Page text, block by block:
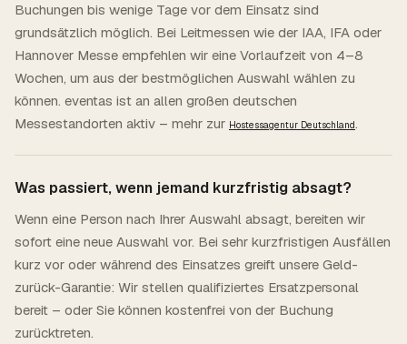
Buchungen bis wenige Tage vor dem Einsatz sind
grundsätzlich möglich. Bei Leitmessen wie der IAA, IFA oder
Hannover Messe empfehlen wir eine Vorlaufzeit von 4–8
Wochen, um aus der bestmöglichen Auswahl wählen zu
können. eventas ist an allen großen deutschen
Messestandorten aktiv – mehr zur Hostessagentur Deutschland.
Was passiert, wenn jemand kurzfristig absagt?
Wenn eine Person nach Ihrer Auswahl absagt, bereiten wir
sofort eine neue Auswahl vor. Bei sehr kurzfristigen Ausfällen
kurz vor oder während des Einsatzes greift unsere Geld-
zurück-Garantie: Wir stellen qualifiziertes Ersatzpersonal
bereit – oder Sie können kostenfrei von der Buchung
zurücktreten.